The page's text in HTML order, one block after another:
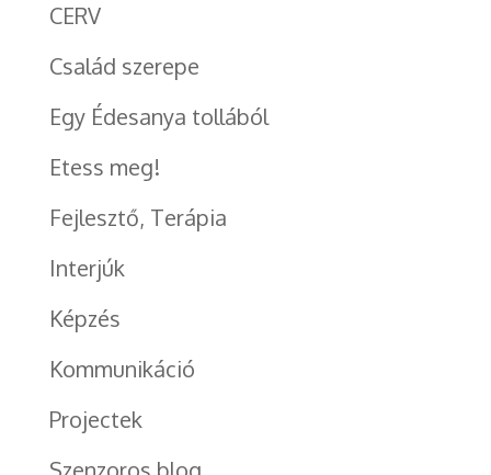
CERV
Család szerepe
Egy Édesanya tollából
Etess meg!
Fejlesztő, Terápia
Interjúk
Képzés
Kommunikáció
Projectek